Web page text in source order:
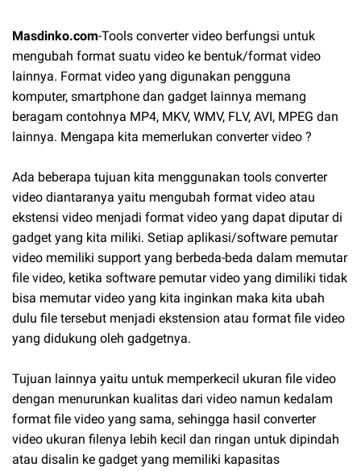
Masdinko.com-Tools converter video berfungsi untuk
mengubah format suatu video ke bentuk/format video
lainnya. Format video yang digunakan pengguna
komputer, smartphone dan gadget lainnya memang
beragam contohnya MP4, MKV, WMV, FLV, AVI, MPEG dan
lainnya. Mengapa kita memerlukan converter video ?
Ada beberapa tujuan kita menggunakan tools converter
video diantaranya yaitu mengubah format video atau
ekstensi video menjadi format video yang dapat diputar di
gadget yang kita miliki. Setiap aplikasi/software pemutar
video memiliki support yang berbeda-beda dalam memutar
file video, ketika software pemutar video yang dimiliki tidak
bisa memutar video yang kita inginkan maka kita ubah
dulu file tersebut menjadi ekstension atau format file video
yang didukung oleh gadgetnya.
Tujuan lainnya yaitu untuk memperkecil ukuran file video
dengan menurunkan kualitas dari video namun kedalam
format file video yang sama, sehingga hasil converter
video ukuran filenya lebih kecil dan ringan untuk dipindah
atau disalin ke gadget yang memiliki kapasitas